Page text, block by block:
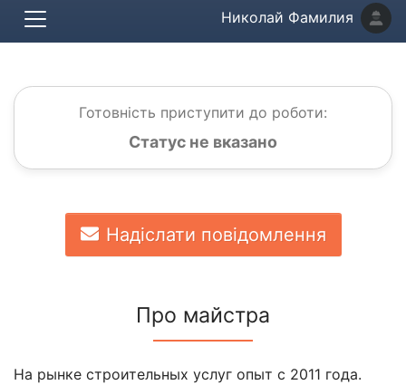
Николай Фамилия
Готовність приступити до роботи:
Статус не вказано
Надіслати повідомлення
Про майстра
На рынке строительных услуг опыт с 2011 года.